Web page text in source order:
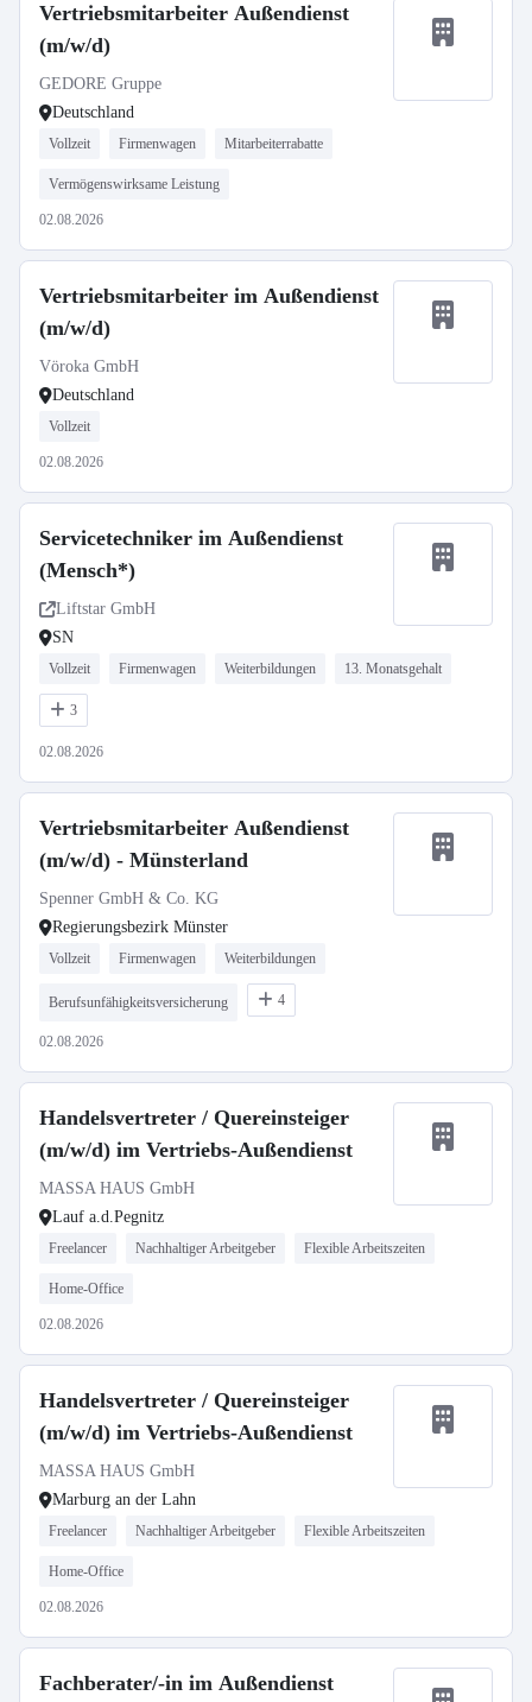
Vertriebsmitarbeiter Außendienst
(m/w/d)
GEDORE Gruppe
Deutschland
Vollzeit Firmenwagen Mitarbeiterrabatte
Vermögenswirksame Leistung
02.08.2026
Vertriebsmitarbeiter im Außendienst
(m/w/d)
Vöroka GmbH
Deutschland
Vollzeit
02.08.2026
Servicetechniker im Außendienst
(Mensch*)
Liftstar GmbH
SN
Vollzeit Firmenwagen Weiterbildungen 13. Monatsgehalt
3
02.08.2026
Vertriebsmitarbeiter Außendienst
(m/w/d) - Münsterland
Spenner GmbH & Co. KG
Regierungsbezirk Münster
Vollzeit Firmenwagen Weiterbildungen
Berufsunfähigkeitsversicherung 4
02.08.2026
Handelsvertreter / Quereinsteiger
(m/w/d) im Vertriebs-Außendienst
MASSA HAUS GmbH
Lauf a.d.Pegnitz
Freelancer Nachhaltiger Arbeitgeber Flexible Arbeitszeiten
Home-Office
02.08.2026
Handelsvertreter / Quereinsteiger
(m/w/d) im Vertriebs-Außendienst
MASSA HAUS GmbH
Marburg an der Lahn
Freelancer Nachhaltiger Arbeitgeber Flexible Arbeitszeiten
Home-Office
02.08.2026
Fachberater/-in im Außendienst